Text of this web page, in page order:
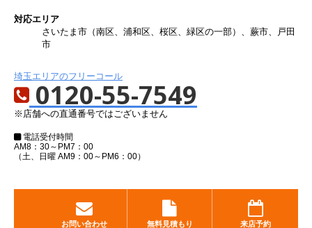
対応エリア
さいたま市（南区、浦和区、桜区、緑区の一部）、蕨市、戸田
市
埼玉エリアのフリーコール
0120-55-7549
※店舗への直通番号ではございません
電話受付時間
AM8：30～PM7：00
（土、日曜 AM9：00～PM6：00）
お問い合わせ 無料見積もり 来店予約